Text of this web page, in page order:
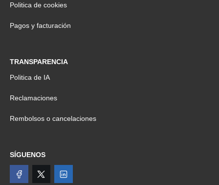
Politica de cookies
Pagos y facturación
TRANSPARENCIA
Politica de IA
Reclamaciones
Rembolsos o cancelaciones
SÍGUENOS